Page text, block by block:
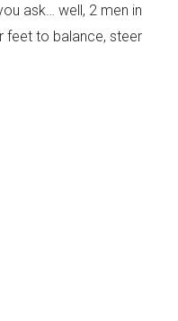
ask… well, 2 men in
feet to balance, steer